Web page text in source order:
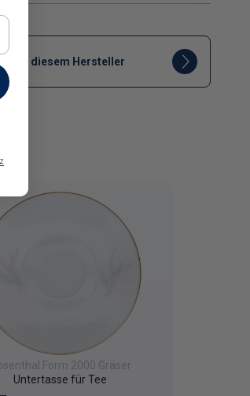
von diesem Hersteller
Form 2000 Gräser
Untertasse für Tee